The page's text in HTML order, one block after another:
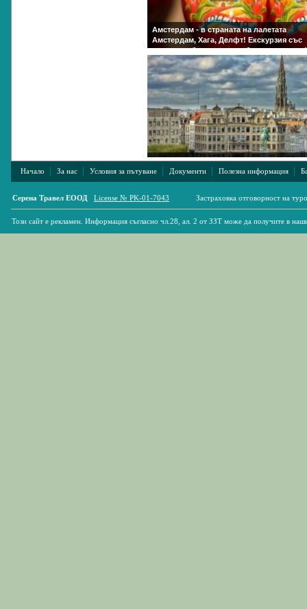
Начало За нас Условия за пътуване Документи Полезна информация
Серена Травел ЕООД License № PK-01-7043 Застраховка отговорност на
Този сайт е рекламен. Информация съгласно чл.28, ал. 2 от ЗЗТ може да получите в